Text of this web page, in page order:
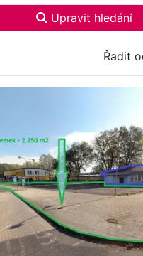
Upravit hledání
Řadit